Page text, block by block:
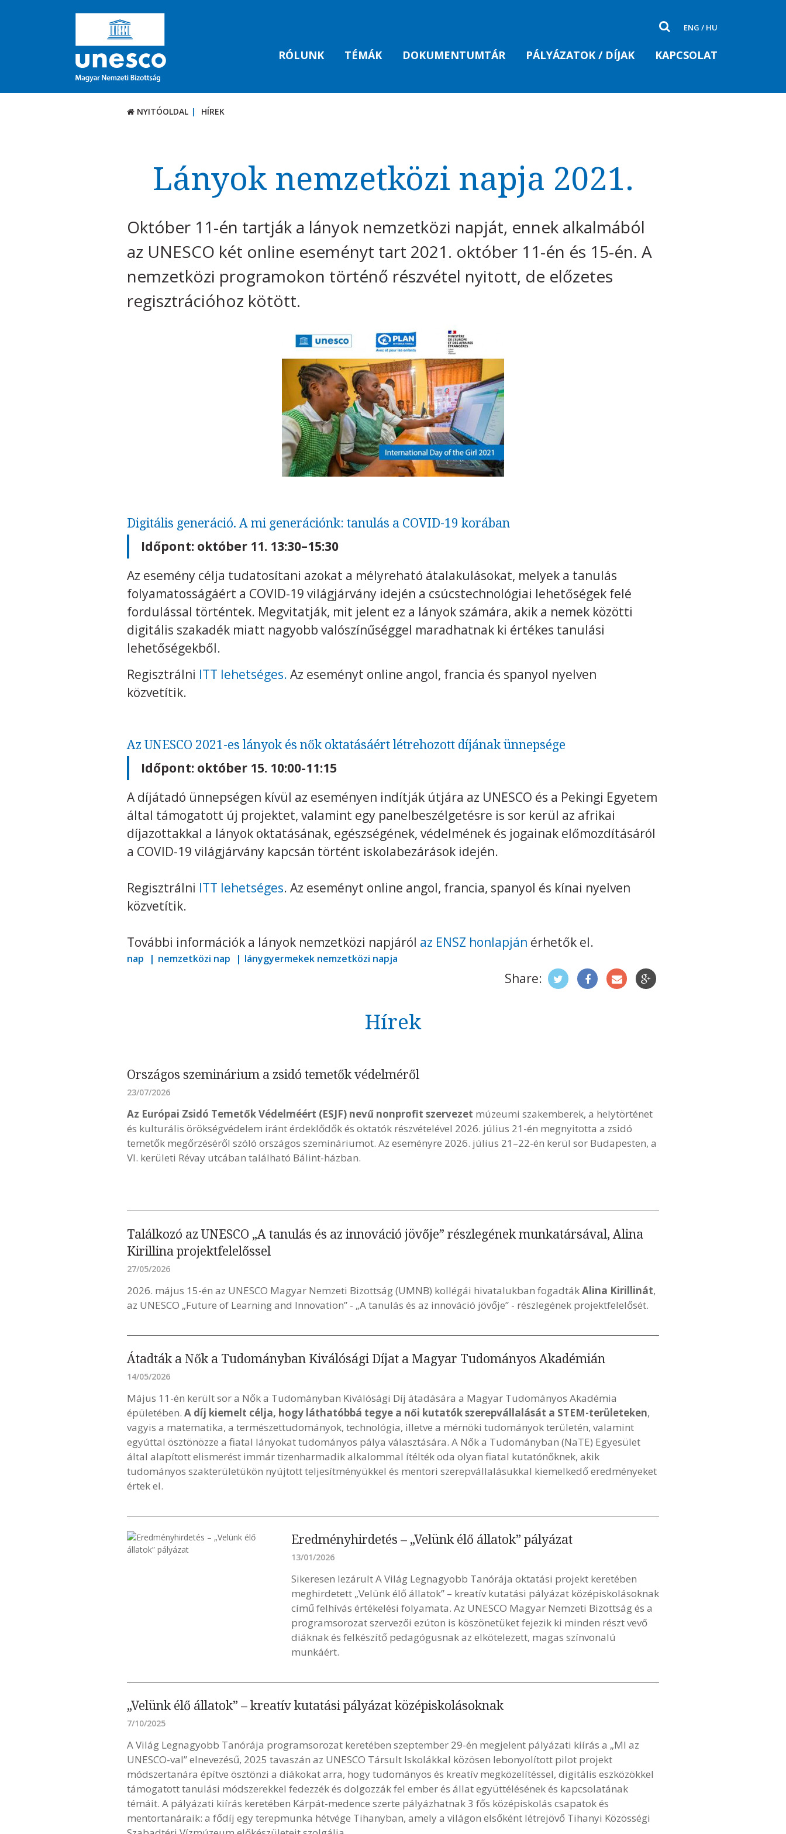
ENG / HU
RÓLUNK TÉMÁK DOKUMENTUMTÁR PÁLYÁZATOK / DÍJAK KAPCSOLAT
NYITÓOLDAL HÍREK
Lányok nemzetközi napja 2021.
Október 11-én tartják a lányok nemzetközi napját, ennek alkalmából
az UNESCO két online eseményt tart 2021. október 11-én és 15-én. A
nemzetközi programokon történő részvétel nyitott, de előzetes
regisztrációhoz kötött.
Digitális generáció. A mi generációnk: tanulás a COVID-19 korában
Időpont: október 11. 13:30–15:30
Az esemény célja tudatosítani azokat a mélyreható átalakulásokat, melyek a tanulás
folyamatosságáért a COVID-19 világjárvány idején a csúcstechnológiai lehetőségek felé
fordulással történtek. Megvitatják, mit jelent ez a lányok számára, akik a nemek közötti
digitális szakadék miatt nagyobb valószínűséggel maradhatnak ki értékes tanulási
lehetőségekből.
Regisztrálni ITT lehetséges. Az eseményt online angol, francia és spanyol nyelven
közvetítik.
Az UNESCO 2021-es lányok és nők oktatásáért létrehozott díjának ünnepsége
Időpont: október 15. 10:00-11:15
A díjátadó ünnepségen kívül az eseményen indítják útjára az UNESCO és a Pekingi Egyetem
által támogatott új projektet, valamint egy panelbeszélgetésre is sor kerül az afrikai
díjazottakkal a lányok oktatásának, egészségének, védelmének és jogainak előmozdításáról
a COVID-19 világjárvány kapcsán történt iskolabezárások idején.
Regisztrálni ITT lehetséges. Az eseményt online angol, francia, spanyol és kínai nyelven
közvetítik.
További információk a lányok nemzetközi napjáról az ENSZ honlapján érhetők el.
nap nemzetközi nap lánygyermekek nemzetközi napja
Share:
Hírek
Országos szeminárium a zsidó temetők védelméről
23/07/2026
Az Európai Zsidó Temetők Védelméért (ESJF) nevű nonprofit szervezet múzeumi szakemberek, a helytörténet
és kulturális örökségvédelem iránt érdeklődők és oktatók részvételével 2026. július 21-én megnyitotta a zsidó
temetők megőrzéséről szóló országos szemináriumot. Az eseményre 2026. július 21–22-én kerül sor Budapesten, a
VI. kerületi Révay utcában található Bálint-házban.
Találkozó az UNESCO „A tanulás és az innováció jövője” részlegének munkatársával, Alina
Kirillina projektfelelőssel
27/05/2026
2026. május 15-én az UNESCO Magyar Nemzeti Bizottság (UMNB) kollégái hivatalukban fogadtákAlina Kirillinát,
az UNESCO „Future of Learning and Innovation” - „A tanulás és az innováció jövője” - részlegének projektfelelősét.
Átadták a Nők a Tudományban Kiválósági Díjat a Magyar Tudományos Akadémián
14/05/2026
Május 11-én került sor a Nők a Tudományban Kiválósági Díj átadására a Magyar Tudományos Akadémia
épületében. A díj kiemelt célja, hogy láthatóbbá tegye a női kutatók szerepvállalását a STEM-területeken,
vagyis a matematika, a természettudományok, technológia, illetve a mérnöki tudományok területén, valamint
egyúttal ösztönözze a fiatal lányokat tudományos pálya választására. A Nők a Tudományban (NaTE) Egyesület
által alapított elismerést immár tizenharmadik alkalommal ítélték oda olyan fiatal kutatónőknek, akik
tudományos szakterületükön nyújtott teljesítményükkel és mentori szerepvállalásukkal kiemelkedő eredményeket
értek el.
Eredményhirdetés – „Velünk élő állatok” pályázat
13/01/2026
Sikeresen lezárult A Világ Legnagyobb Tanórája oktatási projekt keretében
meghirdetett „Velünk élő állatok” – kreatív kutatási pályázat középiskolásoknak
című felhívás értékelési folyamata. Az UNESCO Magyar Nemzeti Bizottság és a
programsorozat szervezői ezúton is köszönetüket fejezik ki minden részt vevő
diáknak és felkészítő pedagógusnak az elkötelezett, magas színvonalú
munkáért.
„Velünk élő állatok” – kreatív kutatási pályázat középiskolásoknak
7/10/2025
A Világ Legnagyobb Tanórája programsorozat keretében szeptember 29-én megjelent pályázati kiírás a „MI az
UNESCO-val” elnevezésű, 2025 tavaszán az UNESCO Társult Iskolákkal közösen lebonyolított pilot projekt
módszertanára építve ösztönzi a diákokat arra, hogy tudományos és kreatív megközelítéssel, digitális eszközökkel
támogatott tanulási módszerekkel fedezzék és dolgozzák fel ember és állat együttélésének és kapcsolatának
témáit. A pályázati kiírás keretében Kárpát-medence szerte pályázhatnak 3 fős középiskolás csapatok és
mentortanáraik: a fődíj egy terepmunka hétvége Tihanyban, amely a világon elsőként létrejövő Tihanyi Közösségi